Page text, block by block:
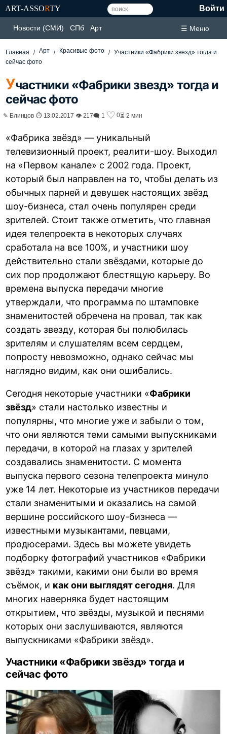
ART-ASSORTY Войти
Новости (СМИ) СПб Арт ☰ Меню
Главная Арт Красивые фото
Участники «Фабрики звезд» тогда и
сейчас фото
Участники «Фабрики звезд» тогда и
сейчас фото
✎ Блинцов ⏱ 13.02.2017 👁 217🗨 1 ♡ 0⏳ 2 мин
«Фабрика звёзд» — уникальный
телевизионный проект, реалити-шоу. Выходил
на «Первом канале» с 2002 года. Проект,
который был направлен на то, чтобы делать из
обычных парней и девушек настоящих звёзд
шоу-бизнеса, стал очень популярен среди
зрителей. Стоит также отметить, что главная
идея телепроекта в некоторых случаях
сработала на все 100%, и участники шоу
действительно стали звёздами, которые до
сих пор продолжают блестящую карьеру. Во
времена выпуска передачи многие
утверждали, что программа по штамповке
знаменитостей обречена на провал, так как
создать звезду, которая бы полюбилась
зрителям и слушателям всем сердцем,
попросту невозможно, однако сейчас мы
наглядно видим, как они ошибались.
Сегодня некоторые участники «Фабрики
звёзд» стали настолько известны и
популярны, что многие уже и забыли о том,
что они являются теми самыми выпускниками
передачи, в которой на глазах у зрителей
создавались знаменитости. С момента
выпуска первого сезона телепроекта минуло
уже 14 лет. Некоторые из участников передачи
стали знаменитыми и оказались на самой
вершине российского шоу-бизнеса —
известными музыкантами, певцами,
продюсерами. Здесь вы можете увидеть
подборку фотографий участников «Фабрики
звёзд» такими, какими они были во время
съёмок, и как они выглядят сегодня. Для
многих наверняка будет настоящим
открытием, что звёзды, музыкой и песнями
которых они заслушиваются, являются
выпускниками «Фабрики звёзд».
Участники «Фабрики звёзд» тогда и
сейчас фото